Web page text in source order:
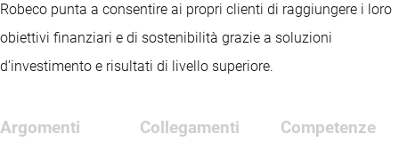
Robeco punta a consentire ai propri clienti di raggiungere i loro
obiettivi finanziari e di sostenibilità grazie a soluzioni
d’investimento e risultati di livello superiore.
Argomenti
Collegamenti
Competenze